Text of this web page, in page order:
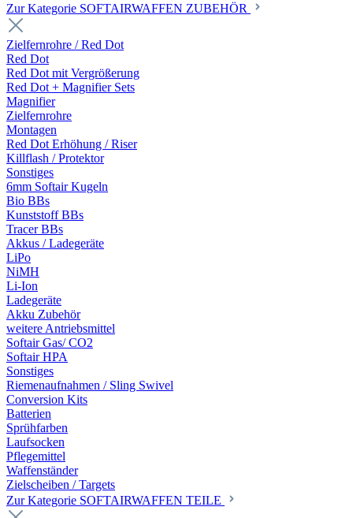
Zur Kategorie SOFTAIRWAFFEN ZUBEHÖR
Zielfernrohre / Red Dot
Red Dot
Red Dot mit Vergrößerung
Red Dot + Magnifier Sets
Magnifier
Zielfernrohre
Montagen
Red Dot Erhöhung / Riser
Killflash / Protektor
Sonstiges
6mm Softair Kugeln
Bio BBs
Kunststoff BBs
Tracer BBs
Akkus / Ladegeräte
LiPo
NiMH
Li-Ion
Ladegeräte
Akku Zubehör
weitere Antriebsmittel
Softair Gas/ CO2
Softair HPA
Sonstiges
Riemenaufnahmen / Sling Swivel
Conversion Kits
Batterien
Sprühfarben
Laufsocken
Pflegemittel
Waffenständer
Zielscheiben / Targets
Zur Kategorie SOFTAIRWAFFEN TEILE